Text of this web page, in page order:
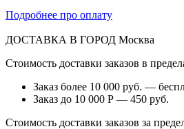
Подробнее про оплату
ДОСТАВКА В ГОРОД Москва
Стоимость доставки заказов в
Заказ более 10 000 руб. —
Заказ до 10 000 Р — 450 руб.
Стоимость доставки заказов за